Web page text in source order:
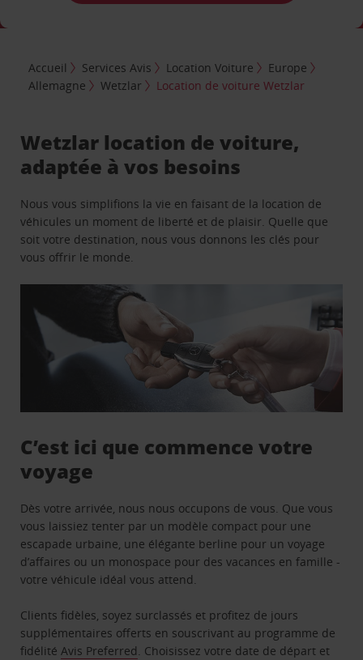
Accueil Services Avis Location Voiture
Europe
Allemagne
Wetzlar Location de voiture Wetzlar
Wetzlar location de voiture,
adaptée à vos besoins
Nous vous simplifions la vie en faisant de la location de
véhicules un moment de liberté et de plaisir. Quelle que
soit votre destination, nous vous donnons les clés pour
vous offrir le monde.
C’est ici que commence votre
voyage
Dès votre arrivée, nous nous occupons de vous. Que vous
vous laissiez tenter par un modèle compact pour une
escapade urbaine, une élégante berline pour un voyage
d’affaires ou un monospace pour des vacances en famille -
votre véhicule idéal vous attend.
Clients fidèles, soyez surclassés et profitez de jours
supplémentaires offerts en souscrivant au programme de
fidélitéAvis Preferred. Choisissez votre date de départ et